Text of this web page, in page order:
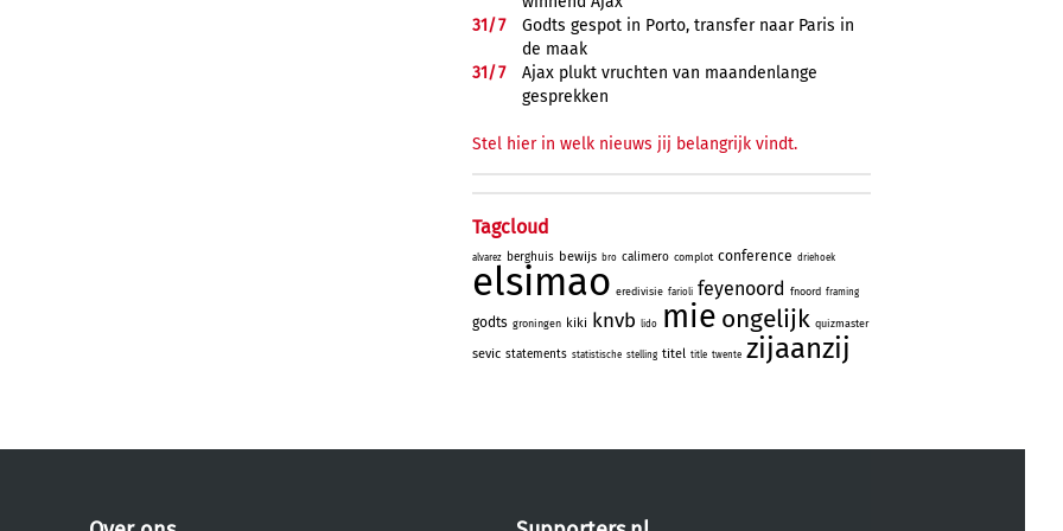
31/7
Godts gespot in Porto, transfer naar Paris in
de maak
31/7
Ajax plukt vruchten van maandenlange
gesprekken
Stel hier in welk nieuws jij belangrijk vindt.
Tagcloud
alvarez berghuis bewijs bro calimero complot conference driehoek
elsimao eredivisie farioli feyenoord fnoord framing
godts groningen kiki knvb lido mie ongelijk quizmaster
sevic statements statistische stelling titel title twente zijaanzij